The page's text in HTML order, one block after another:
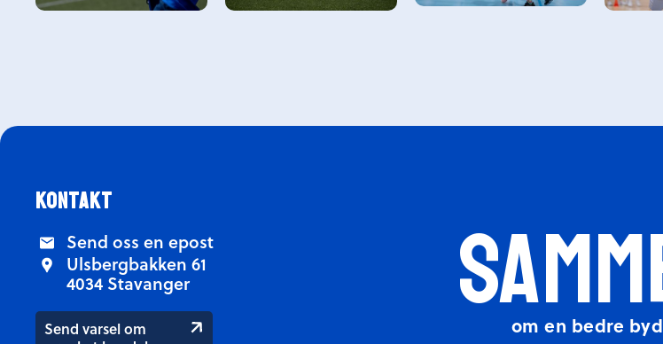
kontakt
Send oss en epost
Ulsbergbakken 61
4034 Stavanger
Send varsel om
om en bedre